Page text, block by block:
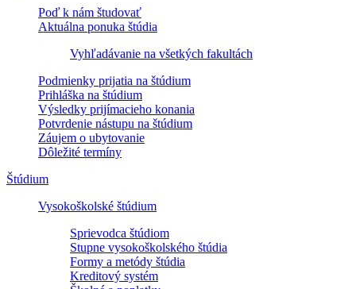
Poď k nám študovať
Aktuálna ponuka štúdia
Vyhľadávanie na všetkých fakultách
Podmienky prijatia na štúdium
Prihláška na štúdium
Výsledky prijímacieho konania
Potvrdenie nástupu na štúdium
Záujem o ubytovanie
Dôležité termíny
Štúdium
Vysokoškolské štúdium
Sprievodca štúdiom
Stupne vysokoškolského štúdia
Formy a metódy štúdia
Kreditový systém